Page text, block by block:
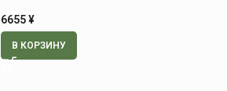
6655¥
В КОРЗИНУ